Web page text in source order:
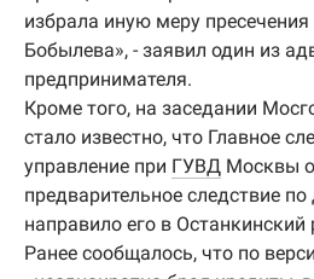
избрала иную меру
Бобылева», - заявил один из
предпринимателя.
Кроме того, на заседании
стало известно, что Главное
управление при ГУВД Москвы
предварительное следствие
направило его в
Ранее сообщалось, что по